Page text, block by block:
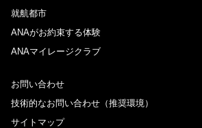
就航都市
ANAがお約束する体験
ANAマイレージクラブ
お問い合わせ
技術的なお問い合わせ（推奨環境）
サイトマップ